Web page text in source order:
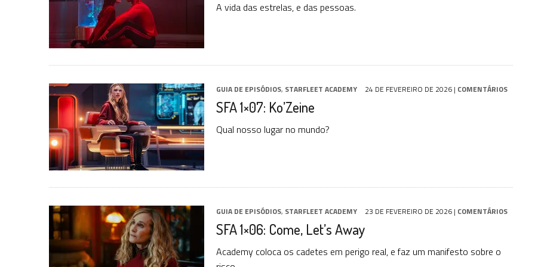
A vida das estrelas, e das pessoas.
GUIA DE EPISÓDIOS, STARFLEET ACADEMY 24 DE FEVEREIRO DE 2026 | COMENTÁRIOS
SFA 1×07: Ko’Zeine
Qual nosso lugar no mundo?
GUIA DE EPISÓDIOS, STARFLEET ACADEMY 23 DE FEVEREIRO DE 2026 | COMENTÁRIOS
SFA 1×06: Come, Let’s Away
Academy coloca os cadetes em perigo real, e faz um manifesto sobre o